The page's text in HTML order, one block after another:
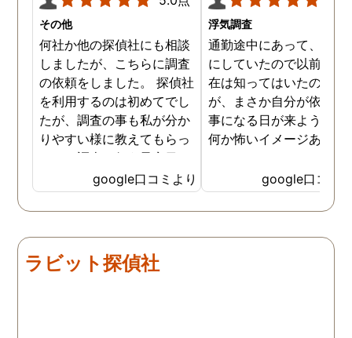
その他
何社か他の探偵社にも相談
しましたが、こちらに調査
の依頼をしました。 探偵社
を利用するのは初めてでし
たが、調査の事も私が分か
りやすい様に教えてもらっ
たり、調査を行う予定日は
私の希望を聞いてもらいつ
つ、探偵さんのご意見も取
り入れ、細かく打ち合わせ
た。調査を行った日はその
日の報告を入れてくれたり
google口コミより
浮気調査
通勤途中にあって、毎日
にしていたので以前から
在は知ってはいたのです
が、まさか自分が依頼す
事になる日が来ようと
何か怖いイメージありま
応も良く、安心して相談
きました。 調査後に弁
さんも紹介していただき
した！ありがとうござい
google口コミ
ラビット探偵社